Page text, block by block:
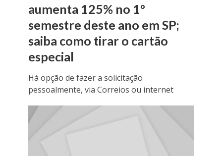
aumenta 125% no 1º
semestre deste ano em SP;
saiba como tirar o cartão
especial
Há opção de fazer a solicitação
pessoalmente, via Correios ou internet